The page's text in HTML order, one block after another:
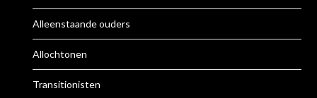
Alleenstaande ouders
Allochtonen
Transitionisten